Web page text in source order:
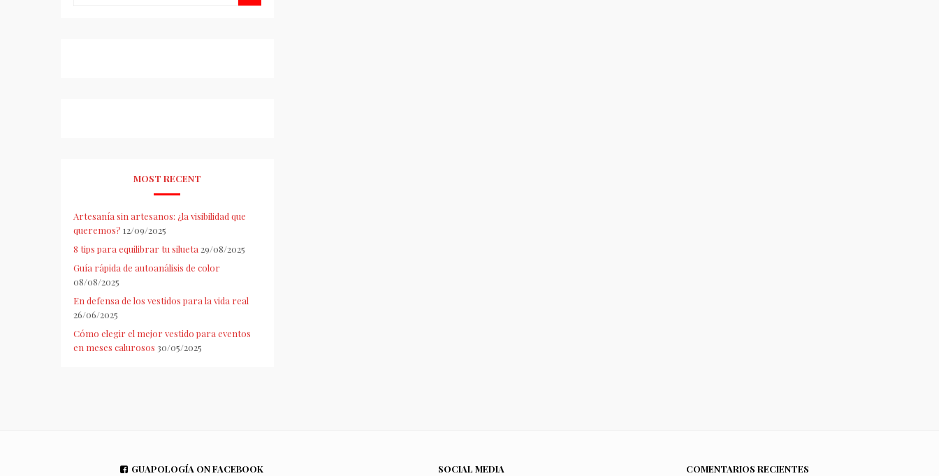
MOST RECENT
Artesanía sin artesanos: ¿la visibilidad que
queremos? 12/09/2025
8 tips para equilibrar tu silueta 29/08/2025
Guía rápida de autoanálisis de color
08/08/2025
En defensa de los vestidos para la vida real
26/06/2025
Cómo elegir el mejor vestido para eventos
en meses calurosos 30/05/2025
GUAPOLOGÍA ON FACEBOOK SOCIAL MEDIA COMENTARIOS RECIENTES